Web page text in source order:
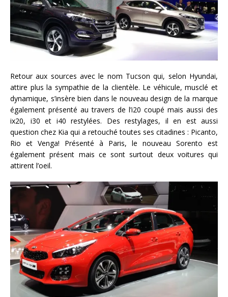
Retour aux sources avec le nom Tucson qui, selon Hyundai,
attire plus la sympathie de la clientèle. Le véhicule, musclé et
dynamique, s’insère bien dans le nouveau design de la marque
également présenté au travers de l’i20 coupé mais aussi des
ix20, i30 et i40 restylées. Des restylages, il en est aussi
question chez Kia qui a retouché toutes ses citadines : Picanto,
Rio et Venga! Présenté à Paris, le nouveau Sorento est
également présent mais ce sont surtout deux voitures qui
attirent l’oeil.